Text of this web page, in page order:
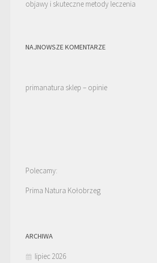
objawy i skuteczne metody leczenia
NAJNOWSZE KOMENTARZE
primanatura sklep – opinie
Polecamy:
Prima Natura Kołobrzeg
ARCHIWA
lipiec 2026